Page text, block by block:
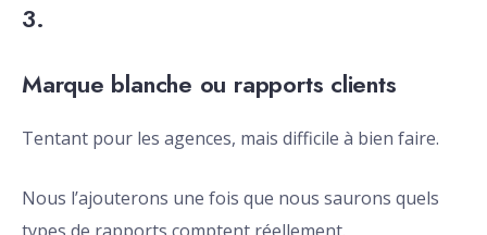
3.
Marque blanche ou rapports clients
Tentant pour les agences, mais difficile à bien faire.
Nous l’ajouterons une fois que nous saurons quels